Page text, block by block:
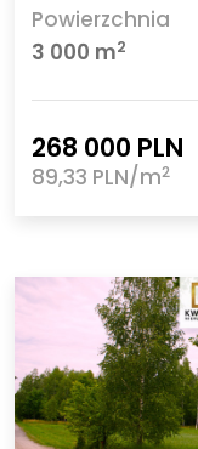
Powierzchnia
3 000 m2
268 000 PLN
89,33 PLN/m2